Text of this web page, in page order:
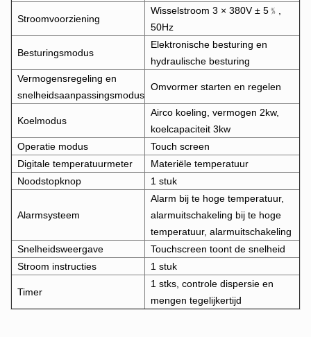
Stroomvoorziening
Wisselstroom 3 × 380V ± 5﹪,
50Hz
Besturingsmodus
Elektronische besturing en
hydraulische besturing
Vermogensregeling en
snelheidsaanpassingsmodus
Omvormer starten en regelen
Koelmodus
Airco koeling, vermogen 2kw,
koelcapaciteit 3kw
Operatie modus
Touch screen
Digitale temperatuurmeter
Materiële temperatuur
Noodstopknop
1 stuk
Alarmsysteem
Alarm bij te hoge temperatuur,
alarmuitschakeling bij te hoge
temperatuur, alarmuitschakeling
Snelheidsweergave
Touchscreen toont de snelheid
Stroom instructies
1 stuk
Timer
1 stks, controle dispersie en
mengen tegelijkertijd